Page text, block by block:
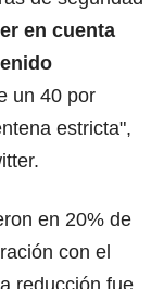
en cuenta
un 40 por
estricta",
en 20% de
con el
reducción fue